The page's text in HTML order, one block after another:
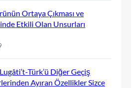
Ortaya Çıkması ve
Etkili Olan Unsurları
Türk’ü Diğer Geçiş
Ayıran Özellikler Sizce